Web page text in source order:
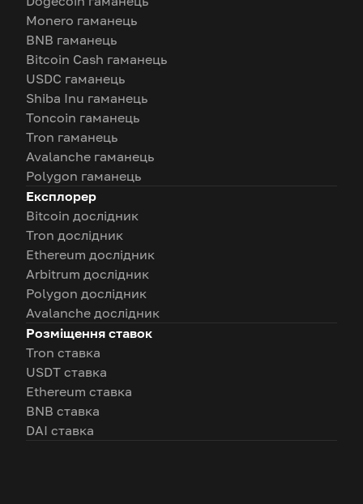
Monero гаманець
BNB гаманець
Bitcoin Cash гаманець
USDC гаманець
Shiba Inu гаманець
Toncoin гаманець
Tron гаманець
Avalanche гаманець
Polygon гаманець
Експлорер
Bitcoin дослідник
Tron дослідник
Ethereum дослідник
Arbitrum дослідник
Polygon дослідник
Avalanche дослідник
Розміщення ставок
Tron ставка
USDT ставка
Ethereum ставка
BNB ставка
DAI ставка